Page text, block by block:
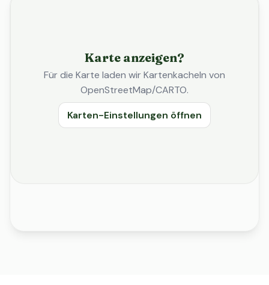
Karte anzeigen?
Für die Karte laden wir Kartenkacheln von
OpenStreetMap/CARTO.
Karten-Einstellungen öffnen